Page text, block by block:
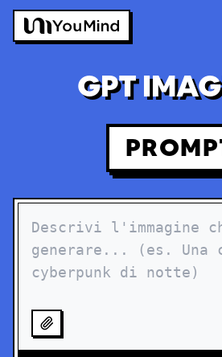
GPT